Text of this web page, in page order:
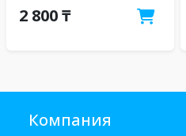
2 800 ₸
Компания